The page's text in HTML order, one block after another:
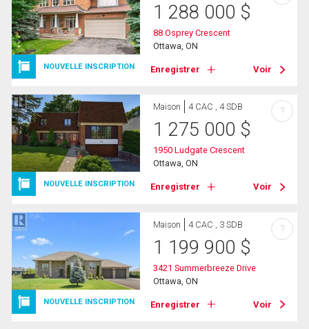
NOUVELLE INSCRIPTION
1 288 000 $
88 Osprey Crescent
Ottawa, ON
Enregistrer Voir
NOUVELLE INSCRIPTION
Maison 4 CAC , 4 SDB
1 275 000 $
1950 Ludgate Crescent
Ottawa, ON
Enregistrer Voir
?
NOUVELLE INSCRIPTION
Maison 4 CAC , 3 SDB
1 199 900 $
3421 Summerbreeze Drive
Ottawa, ON
Enregistrer Voir
?